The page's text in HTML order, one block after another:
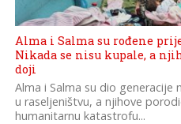
Alma i Salma su rođene
Nikada se nisu kupale, a
doji
Alma i Salma su dio
u raseljeništvu, a njihove
humanitarnu katastrofu...